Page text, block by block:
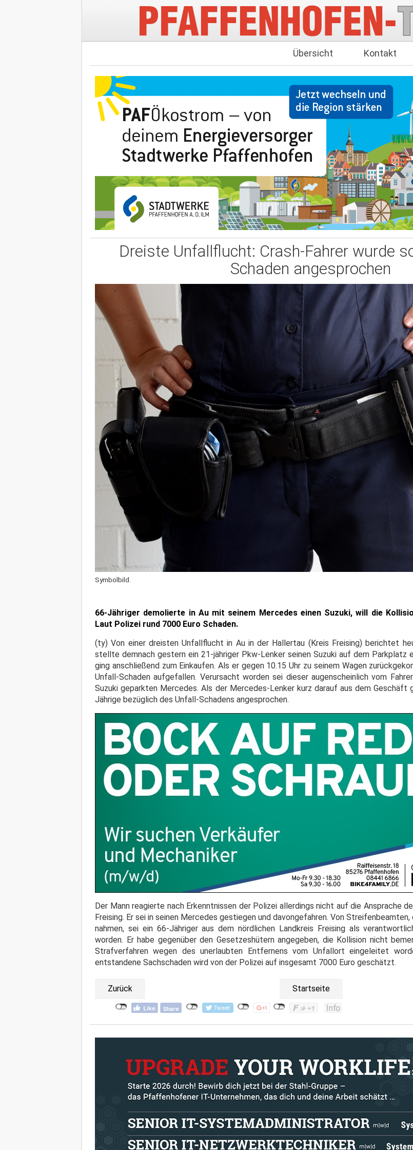
Übersicht Kontakt
Dreiste Unfallflucht: Crash-Fahrer wurde
Schaden angesprochen
Symbolbild.
66-Jähriger demolierte in Au mit seinem Mercedes einen Suzuki, will die
Laut Polizei rund 7000 Euro Schaden.
(ty) Von einer dreisten Unfallflucht in Au in der Hallertau (Kreis Freising) berichtet
stellte demnach gestern ein 21-jähriger Pkw-Lenker seinen Suzuki auf dem Parkplatz
ging anschließend zum Einkaufen. Als er gegen 10.15 Uhr zu seinem Wagen
Unfall-Schaden aufgefallen. Verursacht worden sei dieser augenscheinlich vom
Suzuki geparkten Mercedes. Als der Mercedes-Lenker kurz darauf aus dem Geschäft
Jährige bezüglich des Unfall-Schadens angesprochen.
Der Mann reagierte nach Erkenntnissen der Polizei allerdings nicht auf die Ansprache
Freising. Er sei in seinen Mercedes gestiegen und davongefahren. Von
nahmen, sei ein 66-Jähriger aus dem nördlichen Landkreis Freising als
worden. Er habe gegenüber den Gesetzeshütern angegeben, die Kollision nicht
Strafverfahren wegen des unerlaubten Entfernens vom Unfallort eingeleitet
entstandene Sachschaden wird von der Polizei auf insgesamt 7000 Euro geschätzt.
Zurück Startseite